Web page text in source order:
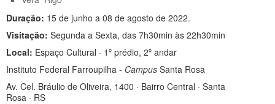
Duração: 15 de junho a 08 de agosto de 2022.
Visitação: Segunda a Sexta, das 7h30min às 22h30min
Local: Espaço Cultural · 1º prédio, 2º andar
Instituto Federal Farroupilha - Campus Santa Rosa
Av. Cel. Bráulio de Oliveira, 1400 · Bairro Central · Santa
Rosa · RS